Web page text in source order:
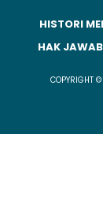
HISTORI
HAK JAWAB
COPYRIGHT